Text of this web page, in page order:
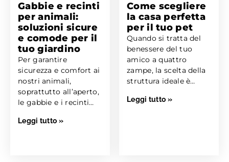
Gabbie e recinti
per animali:
soluzioni sicure
e comode per il
tuo giardino
Per garantire
sicurezza e comfort ai
nostri animali,
soprattutto all’aperto,
le gabbie e i recinti
delle soluzioni più...
Leggi tutto »
Come scegliere
la casa perfetta
per il tuo pet
Quando si tratta del
benessere del tuo
amico a quattro
zampe, la scelta della
struttura ideale è
animale...
Leggi tutto »